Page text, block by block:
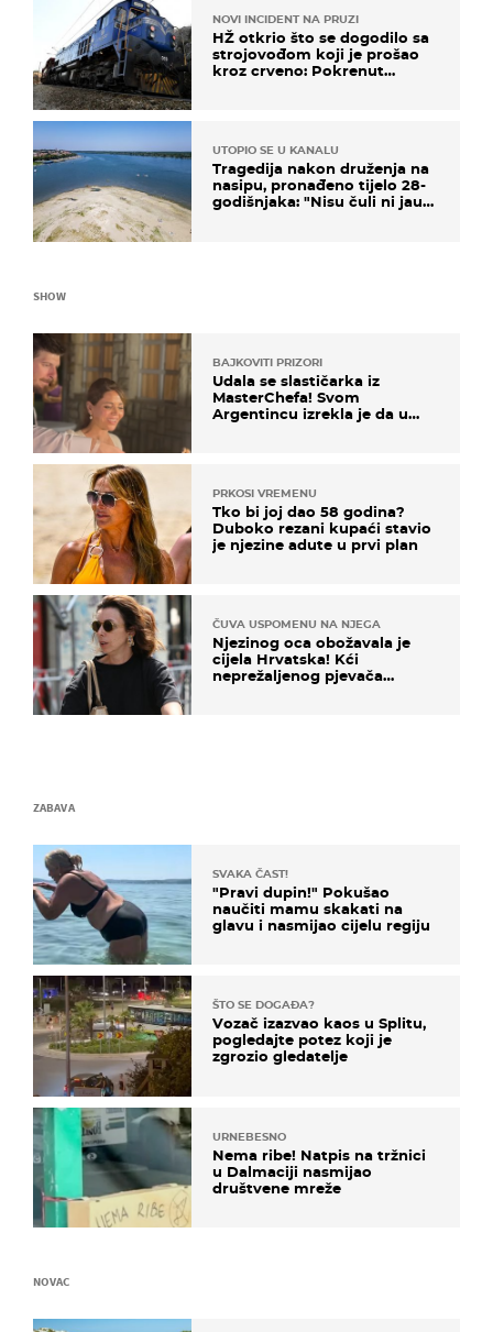
NOVI INCIDENT NA PRUZI
HŽ otkrio što se dogodilo sa
strojovođom koji je prošao
kroz crveno: Pokrenut
UTOPIO SE U KANALU
Tragedija nakon druženja na
nasipu, pronađeno tijelo 28-
godišnjaka: "Nisu čuli ni jauk
SHOW
BAJKOVITI PRIZORI
Udala se slastičarka iz
MasterChefa! Svom
Argentincu izrekla je da u
PRKOSI VREMENU
Tko bi joj dao 58 godina?
Duboko rezani kupaći stavio
je njezine adute u prvi plan
ČUVA USPOMENU NA NJEGA
Njezinog oca obožavala je
cijela Hrvatska! Kći
neprežaljenog pjevača
ZABAVA
SVAKA ČAST!
"Pravi dupin!" Pokušao
naučiti mamu skakati na
glavu i nasmijao cijelu regiju
ŠTO SE DOGAĐA?
Vozač izazvao kaos u Splitu,
pogledajte potez koji je
zgrozio gledatelje
URNEBESNO
Nema ribe! Natpis na tržnici
u Dalmaciji nasmijao
društvene mreže
NOVAC